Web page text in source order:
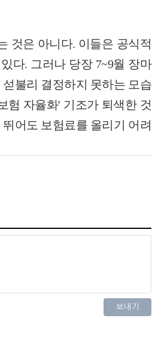
것은 아니다. 이들은 공식적
다. 그러나 당장 7~9월 장마
불리 결정하지 못하는 모습
험 자율화' 기조가 퇴색한 것
어도 보험료를 올리기 어려